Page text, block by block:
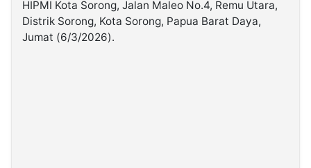
Kabarbaru.co
2026
HIPMI Kota Sorong, Jalan Maleo No.4, Remu Utara,
Distrik Sorong, Kota Sorong, Papua Barat Daya,
Jumat (6/3/2026).